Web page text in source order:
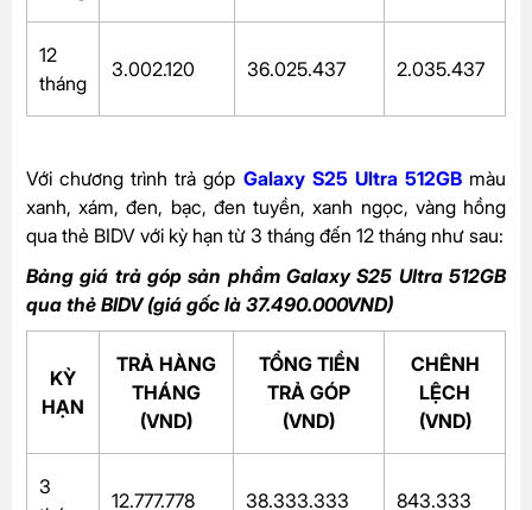
12
tháng
3.002.120 36.025.437 2.035.437
Với chương trình trả góp Galaxy S25 Ultra 512GBmàu
xanh, xám, đen, bạc, đen tuyền, xanh ngọc, vàng hồng
qua thẻ BIDV với kỳ hạn từ 3 tháng đến 12 tháng như sau:
Bảng giá trả góp sản phẩm Galaxy S25 Ultra 512GB
qua thẻ BIDV (giá gốc là 37.490.000VND)
KỲ
HẠN
TRẢ HÀNG
THÁNG
(VND)
TỔNG TIỀN
TRẢ GÓP
(VND)
CHÊNH
LỆCH
(VND)
3
12.777.778 38.333.333 843.333